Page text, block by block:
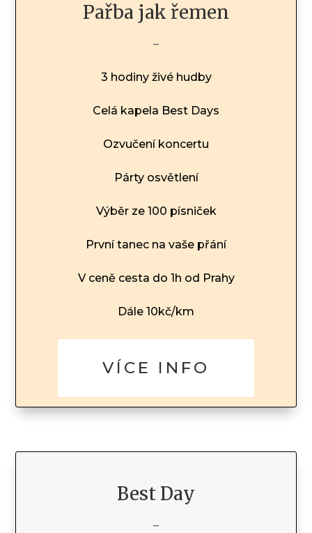
Pařba jak řemen
–
3 hodiny živé hudby
Celá kapela Best Days
Ozvučení koncertu
Párty osvětlení
Výběr ze 100 písniček
První tanec na vaše přání
V ceně cesta do 1h od Prahy
Dále 10kč/km
VÍCE INFO
Best Day
–